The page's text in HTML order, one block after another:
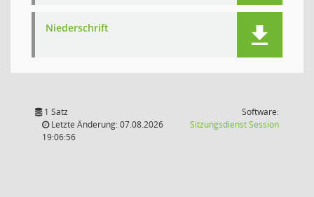
Niederschrift
1 Satz
Letzte Änderung: 07.08.2026
19:06:56
Software:
SitzungsdienstSession(Wird in